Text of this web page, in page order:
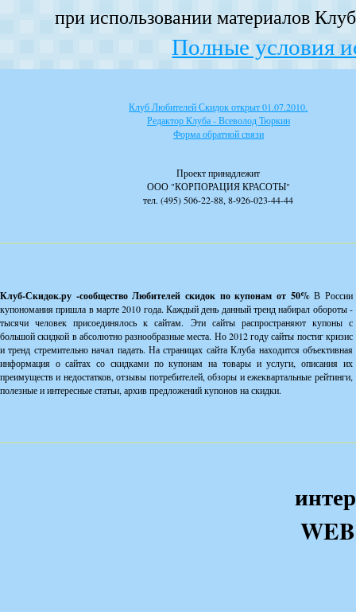
при использовании материалов
Полные условия
Клуб Любителей Скидок открыт 01.07.2010.
Редактор Клуба - Всеволод Тюркин
Форма обратной связи
Проект принадлежит
ООО "КОРПОРАЦИЯ КРАСОТЫ"
тел. (495) 506-22-88, 8-926-023-44-44
Клуб-Скидок.ру -сообщество Любителей скидок по купонам от 50%В России
купономания пришла в марте 2010 года. Каждый день данный тренд набирал обороты -
тысячи человек присоединялось к сайтам. Эти сайты распространяют купоны с
большой скидкой в абсолютно разнообразные места. Но 2012 году сайты постиг кризис
и тренд стремительно начал падать. На страницах сайта Клуба находится объективная
информация о сайтах со скидками по купонам на товары и услуги, описания их
преимуществ и недостатков, отзывы потребителей, обзоры и ежеквартальные рейтинги,
полезные и интересные статьи, архив предложений купонов на скидки.